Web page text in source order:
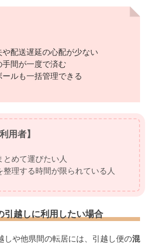
や配送遅延の心配が少ない
手間が一度で済む
ールも一括管理できる
用者】
とめて運びたい人
整理する時間が限られている人
引越しに利用したい場合
しや他県間の転居には、引越し便の混